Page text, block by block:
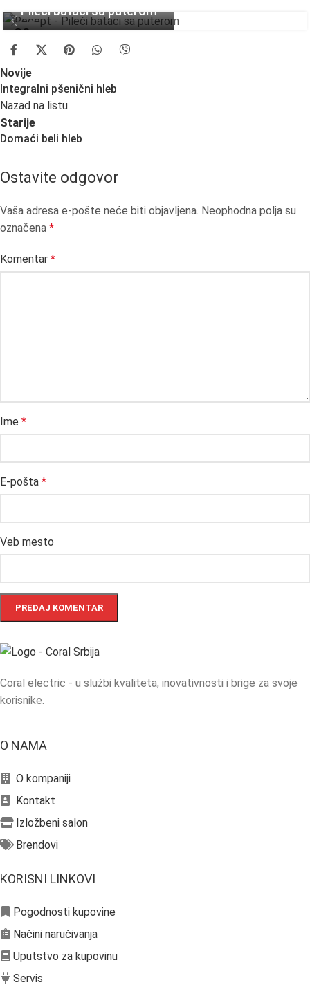
29
SEP
Pileći bataci sa puterom
Novije
Integralni pšenični hleb
Nazad na listu
Starije
Domaći beli hleb
Ostavite odgovor
Vaša adresa e-pošte neće biti objavljena. Neophodna polja su
označena *
Komentar *
Ime *
E-pošta *
Veb mesto
Coral electric - u službi kvaliteta, inovativnosti i brige za svoje
korisnike.
O NAMA
O kompaniji
Kontakt
Izložbeni salon
Brendovi
KORISNI LINKOVI
Pogodnosti kupovine
Načini naručivanja
Uputstvo za kupovinu
Servis